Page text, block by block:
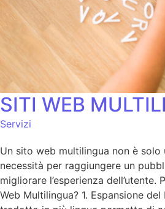
SITI WEB
Servizi
Un sito web multilingua non è solo
necessità per raggiungere un
migliorare l’esperienza dell’utente.
Web Multilingua? 1. Espansione